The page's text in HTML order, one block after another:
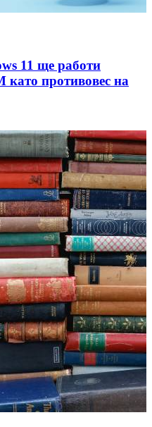
11 ще работи
като противовес на